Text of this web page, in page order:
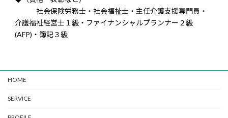
社会保険労務士・社会福祉士・主任介護支援専門員・
介護福祉経営士１級・ファイナンシャルプランナー２級
(AFP)・簿記３級
HOME
SERVICE